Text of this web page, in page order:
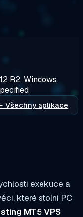
R2, Windows
Všechny aplikace
exekuce a
které stolní PC
MT5 VPS